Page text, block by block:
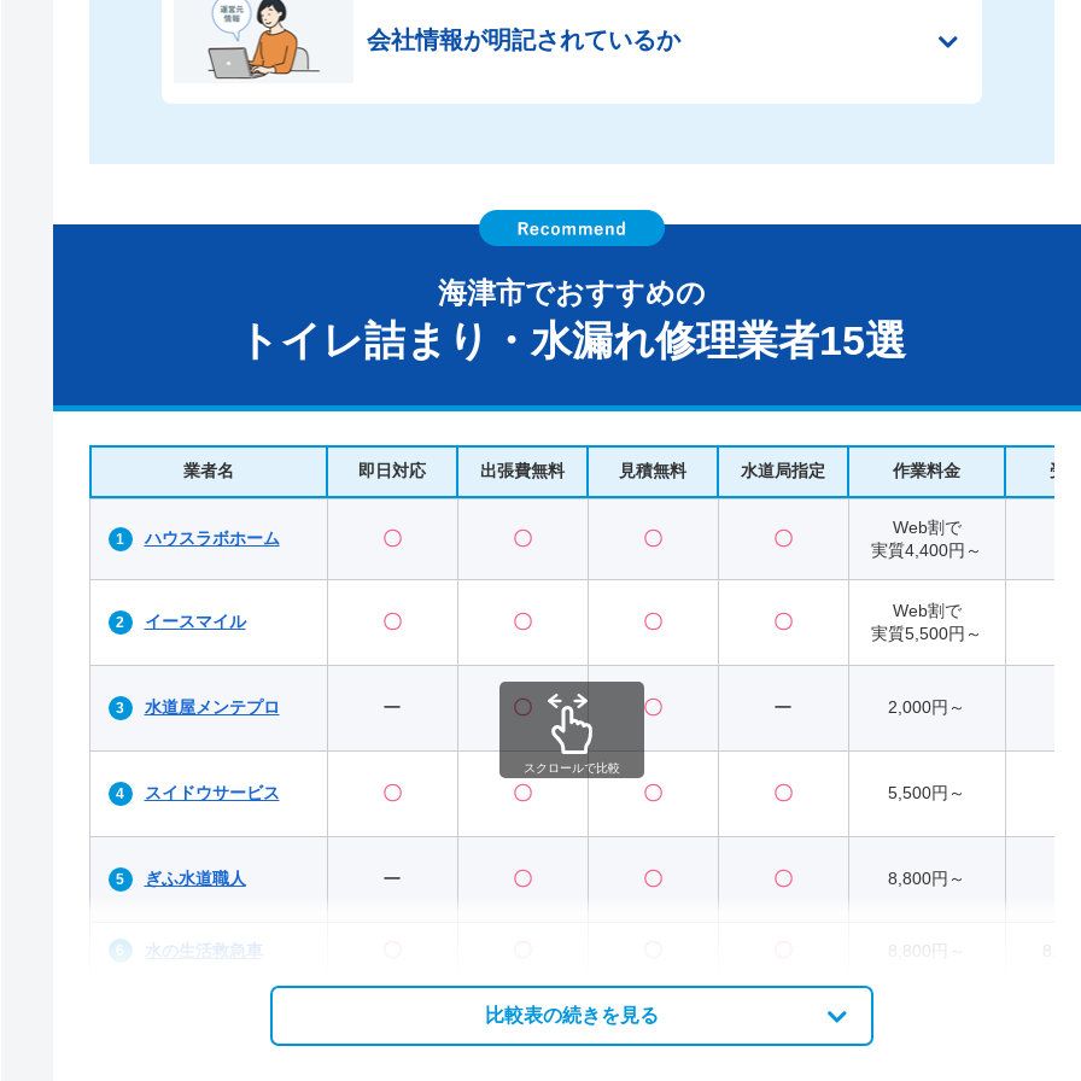
会社情報が明記されているか
海津市でおすすめの
トイレ詰まり・水漏れ修理業者15選
業者名 即日対応 出張費無料 見積無料 水道局指定 作業料金 受
ハウスラボホーム 〇 〇 〇 〇
Web割で
実質4,400円～
イースマイル 〇 〇 〇 〇
Web割で
実質5,500円～
水道屋メンテプロ ー 〇 〇 ー 2,000円～
スイドウサービス 〇 〇 〇 〇 5,500円～
ぎふ水道職人 ー 〇 〇 〇 8,800円～
水の生活救急車 8,800円～
スクロールで比較
比較表の続きを見る